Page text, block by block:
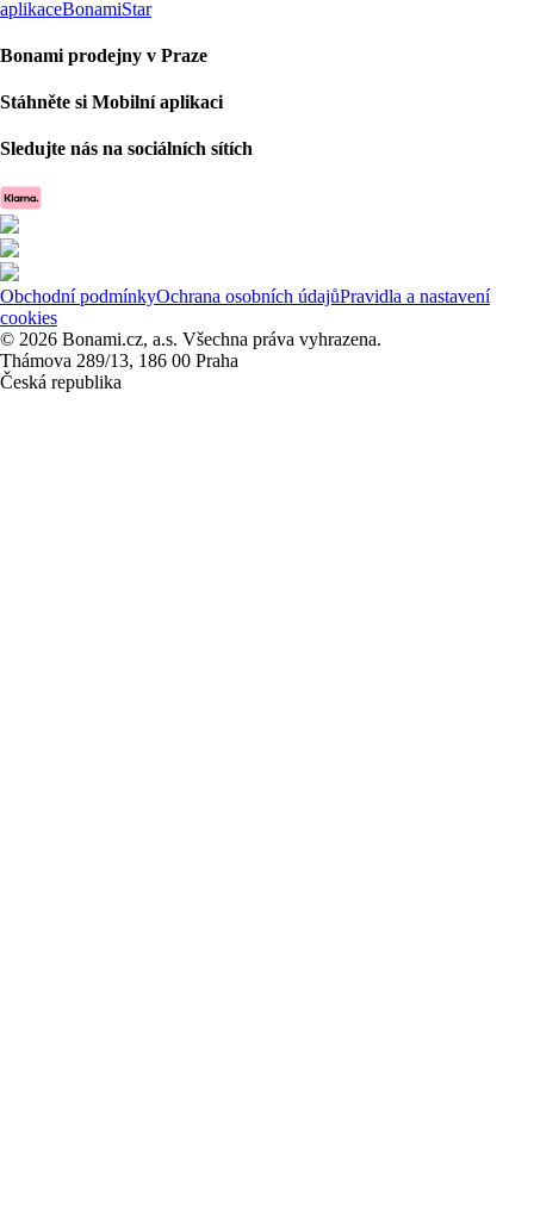
aplikaceBonamiStar
Bonami prodejny v Praze
Stáhněte si Mobilní aplikaci
Sledujte nás na sociálních sítích
Obchodní podmínkyOchrana osobních údajůPravidla a nastavení
cookies
© 2026 Bonami.cz, a.s. Všechna práva vyhrazena.
Thámova 289/13, 186 00 Praha
Česká republika